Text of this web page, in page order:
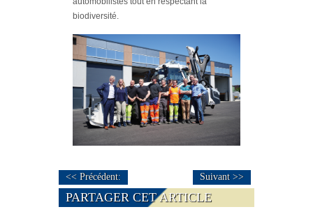
biodiversité.
<< Précédent: Suivant >>
PARTAGER CET ARTICLE